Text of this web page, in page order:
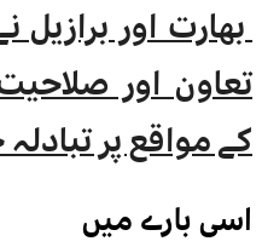
بھارت اور
تعاون اور
کے مواقع پر
اسیبارے میں